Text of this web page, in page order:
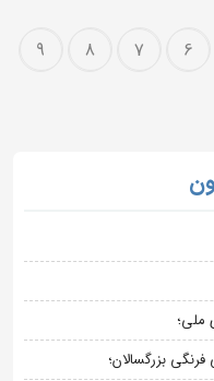
6
7
8
9
بزرگسالان؛